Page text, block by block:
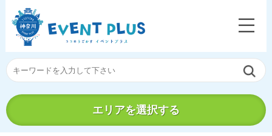
エリアを選択する